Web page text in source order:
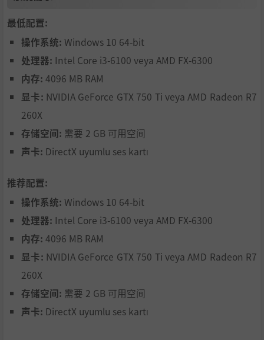
设计属于你的品牌标志，贴在酒瓶上，让你的名字响彻 Volst
ead 的街头。
探索随季节变化的区域，驾驶各种载具穿行城市，与街头奇
人交流互动。
最低配置:
操作系统: Windows 10 64-bit
处理器: Intel Core i3-6100 veya AMD FX-6300
内存: 4096 MB RAM
显卡: NVIDIA GeForce GTX 750 Ti veya AMD Radeon R7
260X
存储空间: 需要 2 GB 可用空间
声卡: DirectX uyumlu ses kartı
推荐配置:
操作系统: Windows 10 64-bit
处理器: Intel Core i3-6100 veya AMD FX-6300
内存: 4096 MB RAM
显卡: NVIDIA GeForce GTX 750 Ti veya AMD Radeon R7
260X
存储空间: 需要 2 GB 可用空间
声卡: DirectX uyumlu ses kartı